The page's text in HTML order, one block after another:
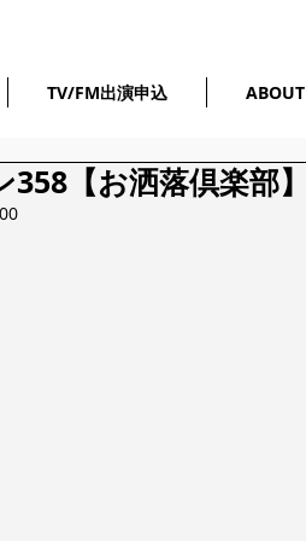
TV/FM出演申込 ABOUT
【お洒落倶楽部】